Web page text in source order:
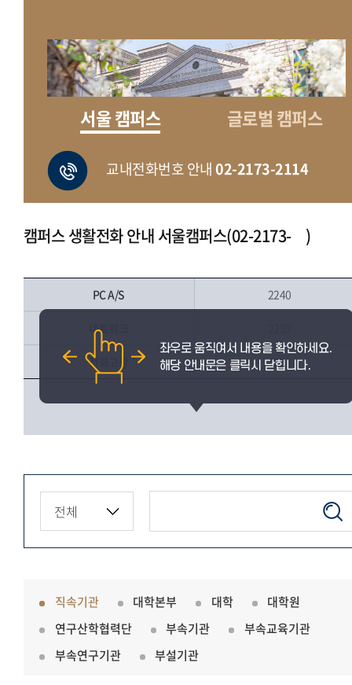
서울 캠퍼스 글로벌 캠퍼스
교내전화번호 안내02-2173-2114
캠퍼스 생활전화 안내 서울캠퍼스(02-2173- )
PC A/S 2240
네트워크
전화고장 3299
직속기관 대학본부 대학
대학원
연구산학협력단
부속기관
부속교육기관
부속연구기관
부설기관